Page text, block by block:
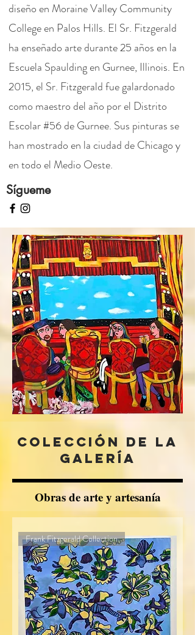
diseño en Moraine Valley Community
College en Palos Hills. El Sr. Fitzgerald
ha enseñado arte durante 25 años en la
Escuela Spaulding en Gurnee, Illinois. En
2015, el Sr. Fitzgerald fue galardonado
como maestro del año por el Distrito
Escolar #56 de Gurnee. Sus pinturas se
han mostrado en la ciudad de Chicago y
en todo el Medio Oeste.
Sígueme
Colección de la
galería
Obras de arte y artesanía
Frank Fitzgerald Collection